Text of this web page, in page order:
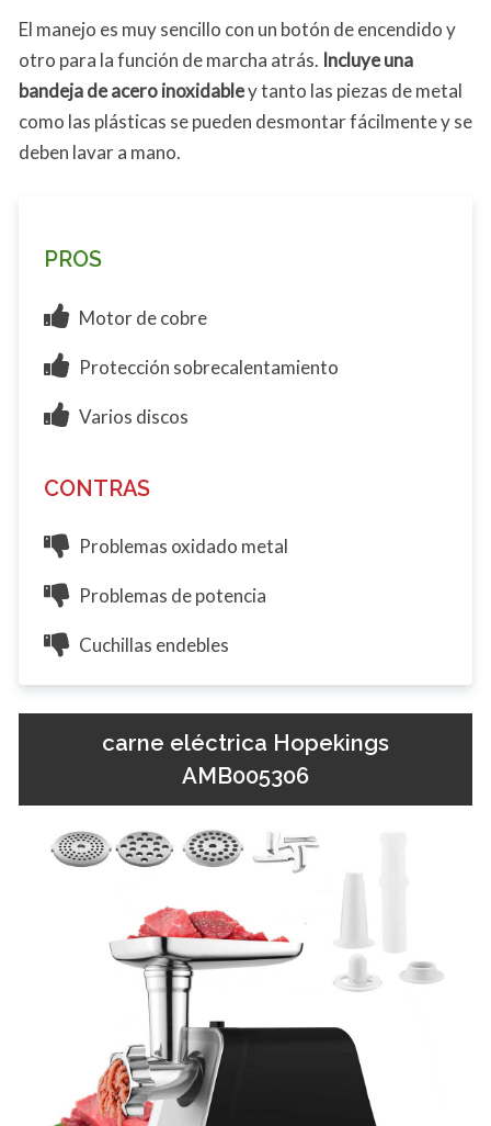
El manejo es muy sencillo con un botón de encendido y
otro para la función de marcha atrás. Incluye una
bandeja de acero inoxidabley tanto las piezas de metal
como las plásticas se pueden desmontar fácilmente y se
deben lavar a mano.
PROS
Motor de cobre
Protección sobrecalentamiento
Varios discos
CONTRAS
Problemas oxidado metal
Problemas de potencia
Cuchillas endebles
carne eléctrica Hopekings
AMB005306